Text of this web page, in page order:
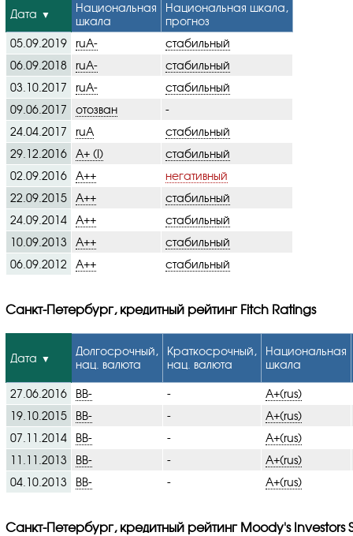
Дата
Национальная
шкала
Национальная шкала,
прогноз
05.09.2019
ruA-
стабильный
06.09.2018
ruA-
стабильный
03.10.2017
ruA-
стабильный
09.06.2017
отозван
-
24.04.2017
ruA
стабильный
29.12.2016
A+ (I)
стабильный
02.09.2016
A++
негативный
22.09.2015
A++
стабильный
24.09.2014
A++
стабильный
10.09.2013
A++
стабильный
06.09.2012
A++ стабильный
Санкт-Петербург, кредитный рейтинг Fitch Ratings
Дата
Долгосрочный,
нац. валюта
Краткосрочный,
нац. валюта
Национальная
шкала
27.06.2016 BB- -
A+(rus)
19.10.2015
BB- -
A+(rus)
07.11.2014
BB- -
A+(rus)
11.11.2013
BB- -
A+(rus)
04.10.2013
BB- - A+(rus)
Санкт-Петербург, кредитный рейтинг Moody's Investors